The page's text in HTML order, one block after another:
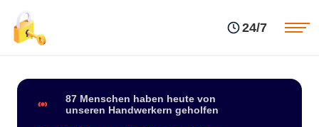
24/7
87 Menschen haben heute von
unseren Handwerkern geholfen